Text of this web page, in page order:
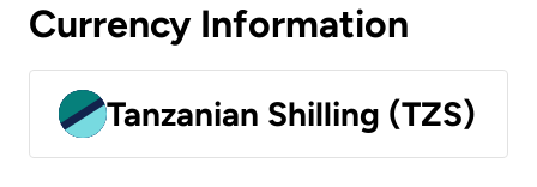
Currency Information
Tanzanian Shilling (TZS)